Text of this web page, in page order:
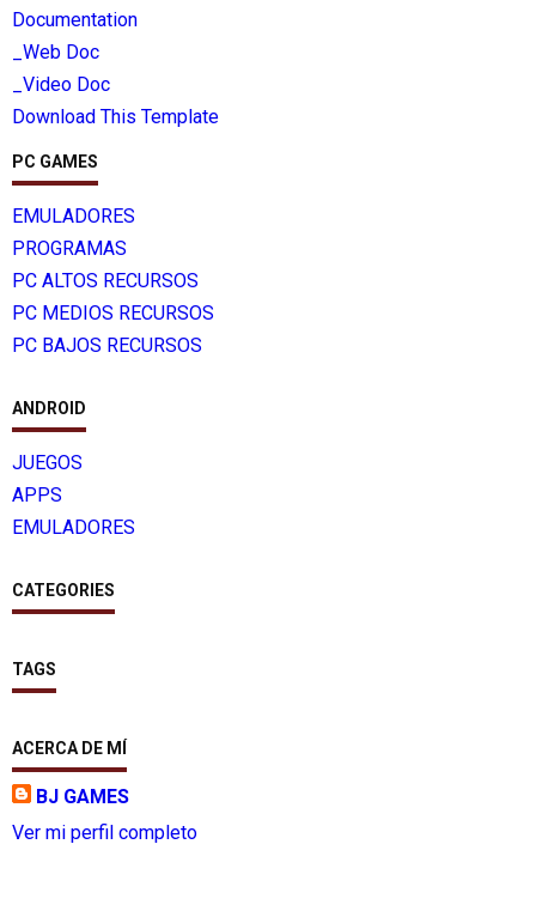
Documentation
_Web Doc
_Video Doc
Download This Template
PC GAMES
EMULADORES
PROGRAMAS
PC ALTOS RECURSOS
PC MEDIOS RECURSOS
PC BAJOS RECURSOS
ANDROID
JUEGOS
APPS
EMULADORES
CATEGORIES
TAGS
ACERCA DE MÍ
BJ GAMES
Ver mi perfil completo